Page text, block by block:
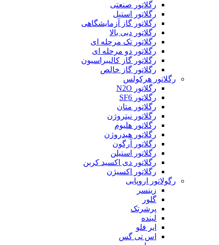
رگلاتور صنعتی
رگلاتور استیل
رگلاتور گاز آزمایشگاهی
رگلاتور دبی بالا
رگلاتور تک مرحله ای
رگلاتور دو مرحله ای
رگلاتور گاز کالیبراسیون
رگلاتور گاز خالص
رگلاتور هرکولس
رگلاتور N2O
رگلاتور SF6
رگلاتور متان
رگلاتور نیتروژن
رگلاتور هلیوم
رگلاتور هیدروژن
رگلاتور آرگون
رگلاتور استیلن
رگلاتور دی اکسید کربن
رگلاتور اکسیژن
رگولاتور اروپایی
زینسر
گلور
پرشرتک
لینده
ایر فلو
اس تی گس